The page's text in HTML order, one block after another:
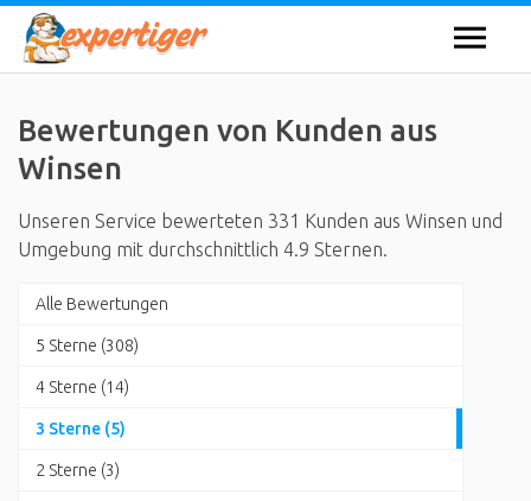
Bewertungen von Kunden aus
Winsen
Unseren Service bewerteten 331 Kunden aus Winsen und
Umgebung mit durchschnittlich 4.9 Sternen.
Alle Bewertungen
5 Sterne (308)
4 Sterne (14)
3 Sterne (5)
2 Sterne (3)